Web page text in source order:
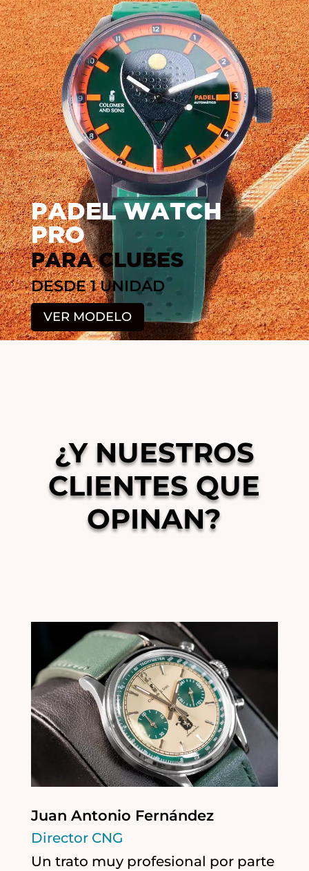
PADEL WATCH
PRO
PARA CLUBES
DESDE 1 UNIDAD
VER MODELO
¿Y NUESTROS
CLIENTES QUE
OPINAN?
Juan Antonio Fernández
Director CNG
Un trato muy profesional por parte